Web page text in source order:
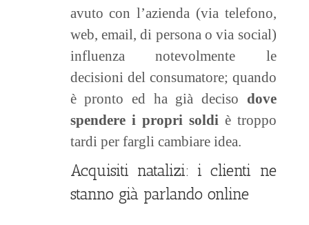
avuto con l’azienda (via telefono,
web, email, di persona o via social)
influenza notevolmente le
decisioni del consumatore; quando
è pronto ed ha già deciso dove
spendere i propri soldi è troppo
tardi per fargli cambiare idea.
Acquisiti natalizi: i clienti ne
stanno già parlando online